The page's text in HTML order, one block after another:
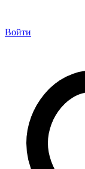
Войти